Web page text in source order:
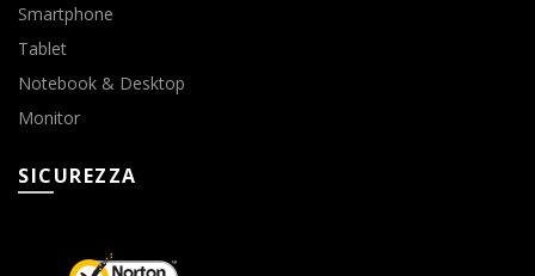
Smartphone
Tablet
Notebook & Desktop
Monitor
SICUREZZA